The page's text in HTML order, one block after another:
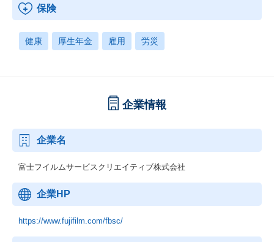
保険
健康 厚生年金 雇用 労災
企業情報
企業名
富士フイルムサービスクリエイティブ株式会社
企業HP
https://www.fujifilm.com/fbsc/